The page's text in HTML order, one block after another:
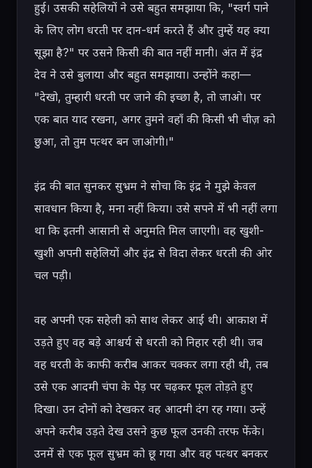
हुई। उसकी सहेलियों ने उसे बहुत समझाया कि, "स्वर्ग पाने
के लिए लोग धरती पर दान-धर्म करते हैं और तुम्हें यह क्या
सूझा है?" पर उसने किसी की बात नहीं मानी। अंत में इंद्र
देव ने उसे बुलाया और बहुत समझाया। उन्होंने कहा—
"देखो, तुम्हारी धरती पर जाने की इच्छा है, तो जाओ। पर
एक बात याद रखना, अगर तुमने वहाँ की किसी भी चीज़ को
छुआ, तो तुम पत्थर बन जाओगी।"
इंद्र की बात सुनकर सुभ्रम ने सोचा कि इंद्र ने मुझे केवल
सावधान किया है, मना नहीं किया। उसे सपने में भी नहीं लगा
था कि इतनी आसानी से अनुमति मिल जाएगी। वह खुशी-
खुशी अपनी सहेलियों और इंद्र से विदा लेकर धरती की ओर
चल पड़ी।
वह अपनी एक सहेली को साथ लेकर आई थी। आकाश में
उड़ते हुए वह बड़े आश्चर्य से धरती को निहार रही थी। जब
वह धरती के काफी करीब आकर चक्कर लगा रही थी, तब
उसे एक आदमी चंपा के पेड़ पर चढ़कर फूल तोड़ते हुए
दिखा। उन दोनों को देखकर वह आदमी दंग रह गया। उन्हें
अपने करीब उड़ते देख उसने कुछ फूल उनकी तरफ फेंके।
उनमें से एक फूल सुभ्रम को छू गया और वह पत्थर बनकर